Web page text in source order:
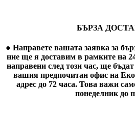
БЪРЗА
● Направете вашата заявка за
ние ще я доставим в рамките на
направени след този час, ще
вашия предпочитан офис на
адрес до 72 часа. Това важи
понеделник до